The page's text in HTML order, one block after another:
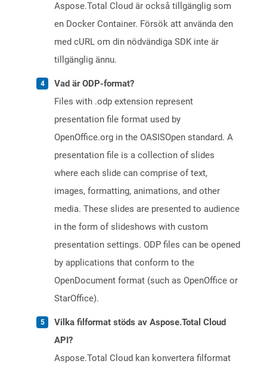
Aspose.Total Cloud är också tillgänglig som
en Docker Container. Försök att använda den
med cURL om din nödvändiga SDK inte är
tillgänglig ännu.
Vad är ODP-format?
Files with .odp extension represent
presentation file format used by
OpenOffice.org in the OASISOpen standard. A
presentation file is a collection of slides
where each slide can comprise of text,
images, formatting, animations, and other
media. These slides are presented to audience
in the form of slideshows with custom
presentation settings. ODP files can be opened
by applications that conform to the
OpenDocument format (such as OpenOffice or
StarOffice).
Vilka filformat stöds av Aspose.Total Cloud
API?
Aspose.Total Cloud kan konvertera filformat